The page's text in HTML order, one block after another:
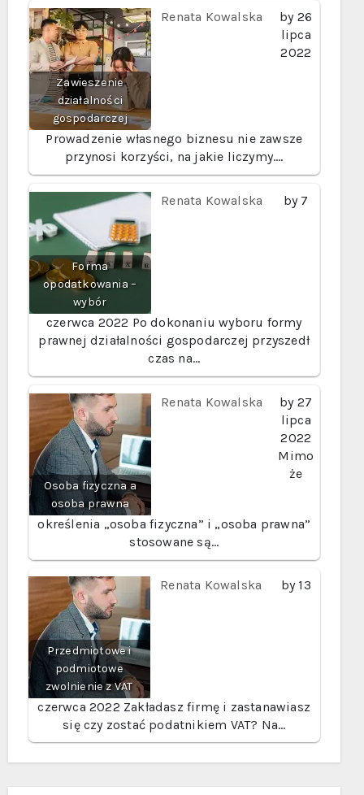
Zawieszenie
działalności
gospodarczej
by
Renata Kowalska
26
lipca
2022
Prowadzenie własnego biznesu nie zawsze
przynosi korzyści, na jakie liczymy.…
Forma
opodatkowania –
wybór
by
Renata Kowalska 7
czerwca 2022 Po dokonaniu wyboru formy
prawnej działalności gospodarczej przyszedł
czas na…
Osoba fizyczna a
osoba prawna
by
Renata Kowalska
27
lipca
2022
Mimo
że
określenia „osoba fizyczna” i „osoba prawna”
stosowane są…
Przedmiotowe i
podmiotowe
zwolnienie z VAT
by
Renata Kowalska 13
czerwca 2022 Zakładasz firmę i zastanawiasz
się czy zostać podatnikiem VAT? Na…